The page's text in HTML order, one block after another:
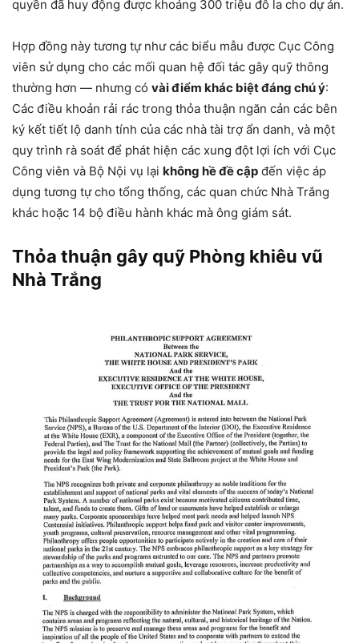
quyền đã huy động được khoảng 300 triệu đô la cho dự án.
Hợp đồng này tương tự như các biểu mẫu được Cục Công
viên sử dụng cho các mối quan hệ đối tác gây quỹ thông
thường hơn — nhưng có vài điểm khác biệt đáng chú ý:
Các điều khoản rải rác trong thỏa thuận ngăn cản các bên
ký kết tiết lộ danh tính của các nhà tài trợ ẩn danh, và một
quy trình rà soát để phát hiện các xung đột lợi ích với Cục
Công viên và Bộ Nội vụ lại không hề đề cập đến việc áp
dụng tương tự cho tổng thống, các quan chức Nhà Trắng
khác hoặc 14 bộ điều hành khác mà ông giám sát.
Thỏa thuận gây quỹ Phòng khiêu vũ
Nhà Trắng